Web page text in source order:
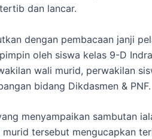
dan lancar.
dengan pembacaan janji
oleh siswa kelas 9-D
wali murid, perwakilan
bidang Dikdasmen & PNF.
menyampaikan sambutan
murid tersebut mengucapkan